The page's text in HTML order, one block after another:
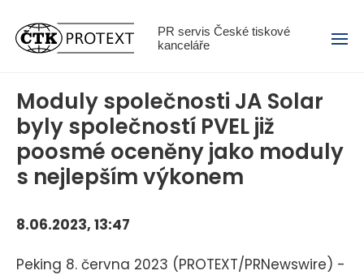
PR servis České tiskové
kanceláře
Menu
Moduly společnosti JA Solar
byly společností PVEL již
poosmé oceněny jako moduly
s nejlepším výkonem
8.06.2023, 13:47
Peking 8. června 2023 (PROTEXT/PRNewswire) -